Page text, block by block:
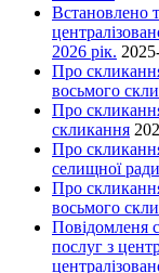
Встановлено
2026 рік.
Про
восьмого
Про
скликання
Про скликання
селищної
Про
восьмого
Повідомленя
послуг з